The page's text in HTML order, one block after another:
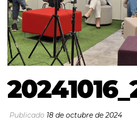
Publicado 18 de octubre de 2024